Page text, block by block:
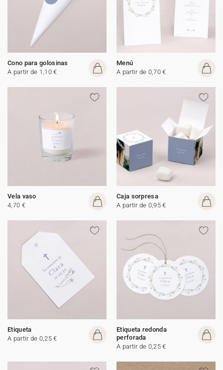
Cono para golosinas
A partir de 1,10 €
Menú
A partir de 0,70 €
Vela vaso
4,70 €
Caja sorpresa
A partir de 0,95 €
Etiqueta
A partir de 0,25 €
Etiqueta redonda
perforada
A partir de 0,25 €